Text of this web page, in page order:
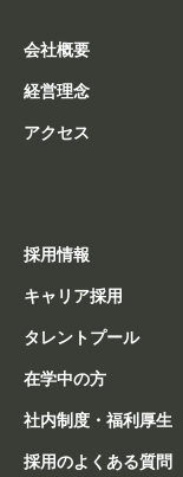
会社概要
経営理念
アクセス
採用情報
キャリア採用
タレントプール
在学中の方
社内制度・福利厚生
採用のよくある質問